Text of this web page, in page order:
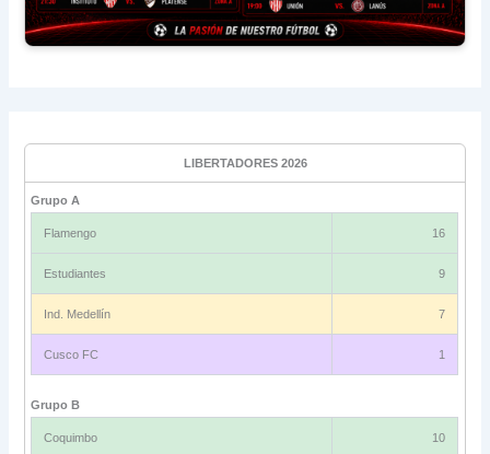
LIBERTADORES 2026
Grupo A
Flamengo 16
Estudiantes 9
Ind. Medellín 7
Cusco FC 1
Grupo B
Coquimbo 10